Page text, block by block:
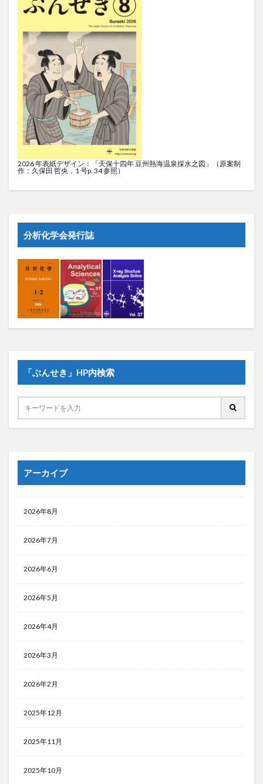
2026 年表紙デザイン：「天保十四年 豆州熱海温泉採水之図」（原案制
作：久保田 哲央，1 号p. 34 参照）
分析化学会発行誌
「ぶんせき」HP内検索
アーカイブ
2026年8月
2026年7月
2026年6月
2026年5月
2026年4月
2026年3月
2026年2月
2025年12月
2025年11月
2025年10月